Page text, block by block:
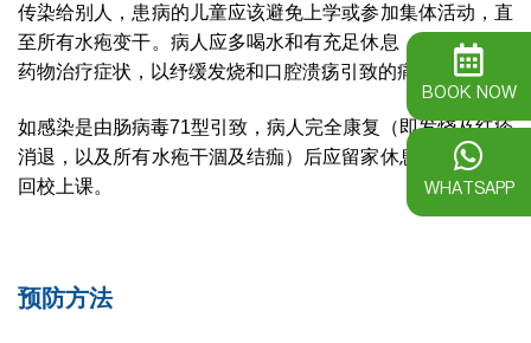
传染给别人，患病的儿童应该避免上学或参加集体活动，直
至所有水疱变干。病人应多喝水和有充足休息，同时亦可用
药物治疗症状，以纾缓发烧和口腔溃疡引致的痛楚。
如感染是由肠病毒71型引致，病人完全康复（即发烧及红疹
消退，以及所有水疱干涸及结痂）后应留家休息
多兩星期才
回校上课。
预防方法
BOOK NOW
WHATSAPP